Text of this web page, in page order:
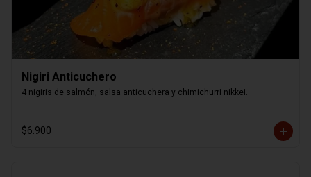
Nigiri Anticuchero
4 nigiris de salmón, salsa anticuchera y chimichurri nikkei.
$6.900